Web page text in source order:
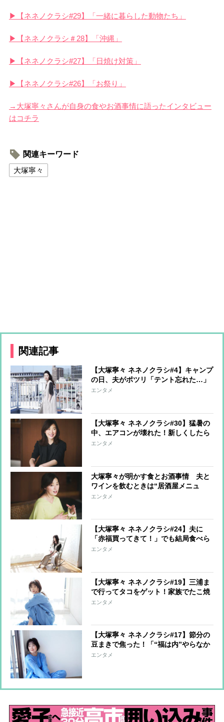
▶【ネネノクラシ#29】「一緒に暮らした動物たち」
▶【ネネノクラシ＃28】「沖縄」
▶【ネネノクラシ#27】「日焼け対策」
▶【ネネノクラシ#26】「お祭り」
→大塚寧々さんが自身の食やお酒事情に語ったインタビュー
はコチラ
関連キーワード
大塚寧々
関連記事
【大塚寧々 ネネノクラシ#4】キャンプ
の日、夫がポツリ「テント忘れた…」
エンタメ
【大塚寧々 ネネノクラシ#30】猛暑の
中、エアコンが壊れた！新しくしたら
今度は…
エンタメ
大塚寧々が明かす食とお酒事情 夫と
ワインを飲むときは“居酒屋メニュ
ー”がおともに
エンタメ
【大塚寧々 ネネノクラシ#24】夫に
「赤福買ってきて！」でも結局食べら
れなかった話
エンタメ
【大塚寧々 ネネノクラシ#19】三浦ま
で行ってタコをゲット！家族でたこ焼
きだ
エンタメ
【大塚寧々 ネネノクラシ#17】節分の
豆まきで焦った！「“福は内”やらなか
ったかも」
エンタメ